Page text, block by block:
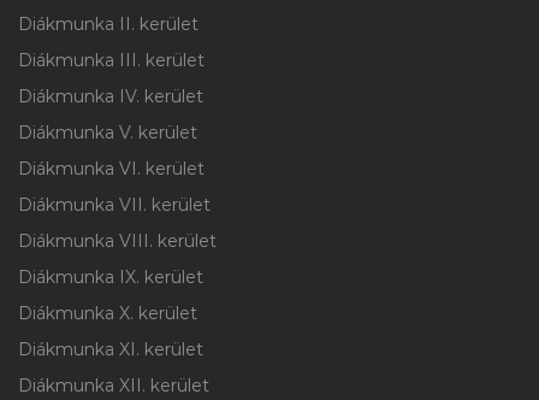
Diákmunka II. kerület
Diákmunka III. kerület
Diákmunka IV. kerület
Diákmunka V. kerület
Diákmunka VI. kerület
Diákmunka VII. kerület
Diákmunka VIII. kerület
Diákmunka IX. kerület
Diákmunka X. kerület
Diákmunka XI. kerület
Diákmunka XII. kerület